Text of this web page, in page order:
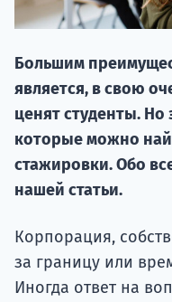
Большим
является, в свою
ценят студенты.
которые можно
стажировки. Обо
нашей статьи.
Корпорация,
за границу или
Иногда ответ на